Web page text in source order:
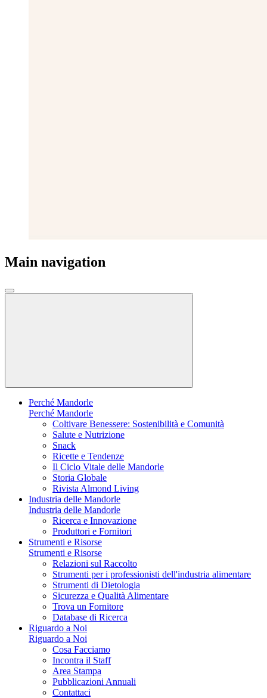
Main navigation
Perché Mandorle
Perché Mandorle
Coltivare Benessere: Sostenibilità e Comunità
Salute e Nutrizione
Snack
Ricette e Tendenze
Il Ciclo Vitale delle Mandorle
Storia Globale
Rivista Almond Living
Industria delle Mandorle
Industria delle Mandorle
Ricerca e Innovazione
Produttori e Fornitori
Strumenti e Risorse
Strumenti e Risorse
Relazioni sul Raccolto
Strumenti per i professionisti dell'industria alimentare
Strumenti di Dietologia
Sicurezza e Qualità Alimentare
Trova un Fornitore
Database di Ricerca
Riguardo a Noi
Riguardo a Noi
Cosa Facciamo
Incontra il Staff
Area Stampa
Pubblicazioni Annuali
Contattaci